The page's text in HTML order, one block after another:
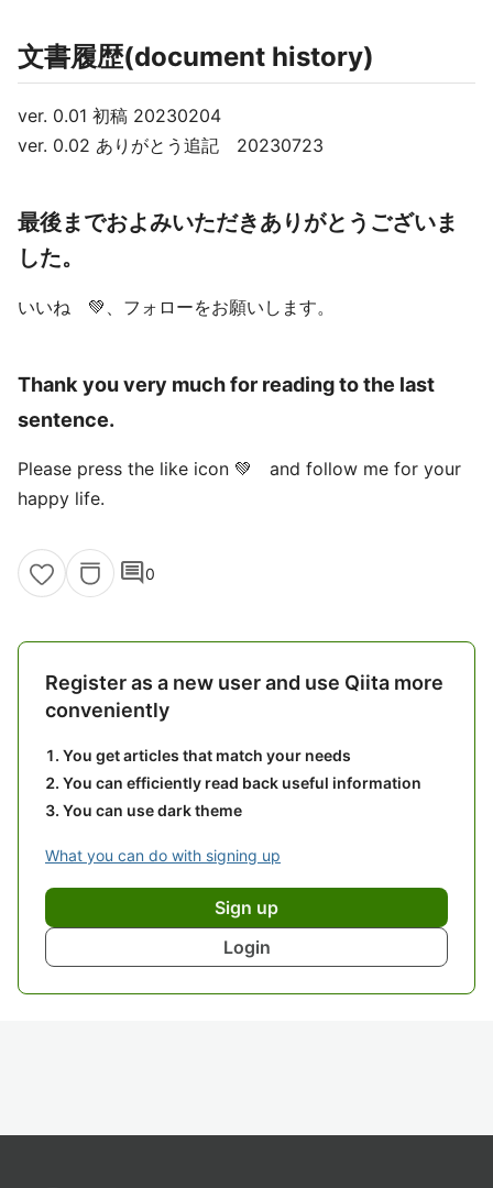
文書履歴(document history)
ver. 0.01 初稿 20230204
ver. 0.02 ありがとう追記 20230723
最後までおよみいただきありがとうございま
した。
いいね 💚、フォローをお願いします。
Thank you very much for reading to the last
sentence.
Please press the like icon 💚 and follow me for your
happy life.
comment0
Register as a new user and use Qiita more
conveniently
You get articles that match your needs
You can efficiently read back useful information
You can use dark theme
What you can do with signing up
Sign up
Login